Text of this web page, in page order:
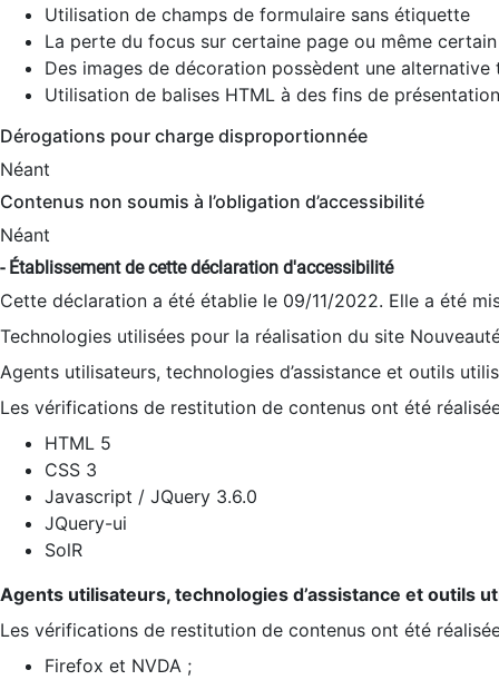
Utilisation de champs de formulaire sans étiquette
La perte du focus sur certaine page ou même
Des images de décoration possèdent une alternative
Utilisation de balises HTML à des fins de
Dérogations pour charge disproportionnée
Néant
Contenus non soumis à l’obligation d’accessibilité
Néant
- Établissement de cette déclaration d'accessibilité
Cette déclaration a été établie le 09/11/2022. Elle a été
Technologies utilisées pour la réalisation du site
Agents utilisateurs, technologies d’assistance et outils
Les vérifications de restitution de contenus ont été
HTML 5
CSS 3
Javascript / JQuery 3.6.0
JQuery-ui
SolR
Agents utilisateurs, technologies d’assistance et outils
Les vérifications de restitution de contenus ont été
Firefox et NVDA ;